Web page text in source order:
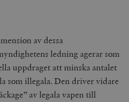
av dessa
ledning agerar som
uppdraget att minska antalet
som illegala. Den driver vidare
av legala vapen till